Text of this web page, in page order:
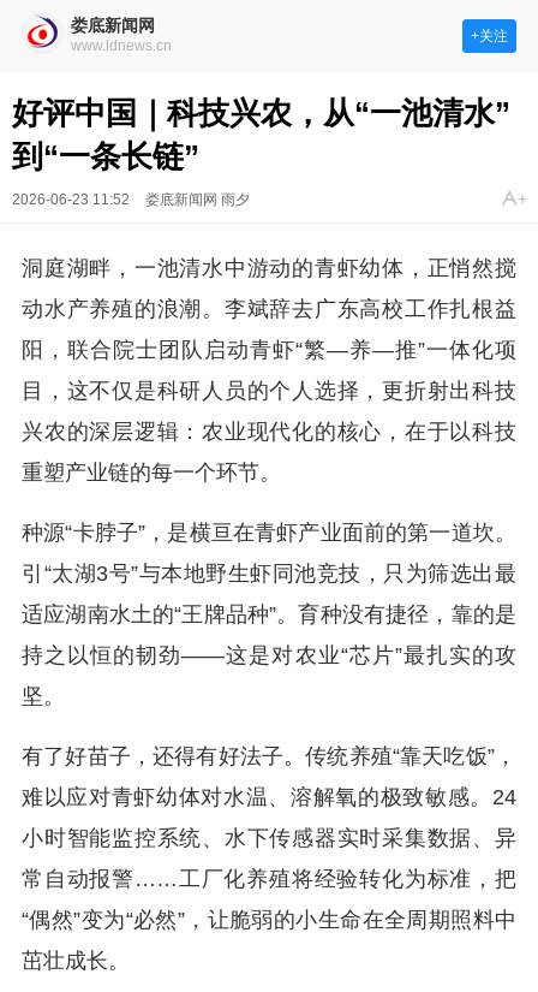
娄底新闻网
www.ldnews.cn
+关注
好评中国｜科技兴农，从“一池清水”
到“一条长链”
2026-06-23 11:52 娄底新闻网 雨夕
洞庭湖畔，一池清水中游动的青虾幼体，正悄然搅
动水产养殖的浪潮。李斌辞去广东高校工作扎根益
阳，联合院士团队启动青虾“繁—养—推”一体化项
目，这不仅是科研人员的个人选择，更折射出科技
兴农的深层逻辑：农业现代化的核心，在于以科技
重塑产业链的每一个环节。
种源“卡脖子”，是横亘在青虾产业面前的第一道坎。
引“太湖3号”与本地野生虾同池竞技，只为筛选出最
适应湖南水土的“王牌品种”。育种没有捷径，靠的是
持之以恒的韧劲——这是对农业“芯片”最扎实的攻
坚。
有了好苗子，还得有好法子。传统养殖“靠天吃饭”，
难以应对青虾幼体对水温、溶解氧的极致敏感。24
小时智能监控系统、水下传感器实时采集数据、异
常自动报警……工厂化养殖将经验转化为标准，把
“偶然”变为“必然”，让脆弱的小生命在全周期照料中
茁壮成长。